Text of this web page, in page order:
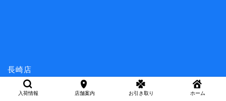
長崎店
入荷情報 店舗案内 お引き取り ホーム